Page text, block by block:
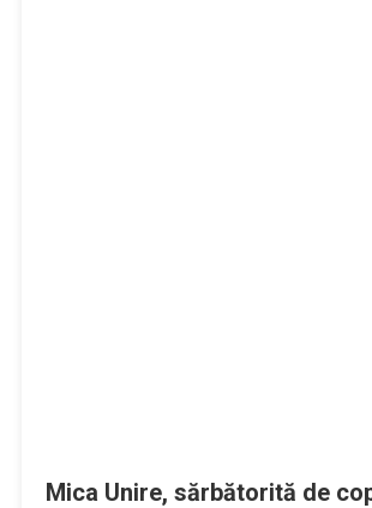
Mica Unire, sărbătorită de